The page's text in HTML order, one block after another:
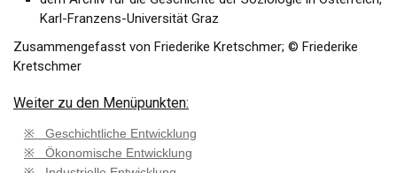
Karl-Franzens-Universität Graz
Zusammengefasst von Friederike Kretschmer; © Friederike
Kretschmer
Weiter zu den Menüpunkten:
※ Geschichtliche Entwicklung
※ Ökonomische Entwicklung